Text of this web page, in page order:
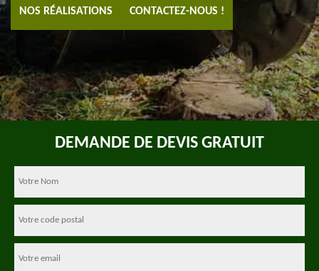
NOS RÉALISATIONS CONTACTEZ-NOUS !
DEMANDE DE DEVIS GRATUIT